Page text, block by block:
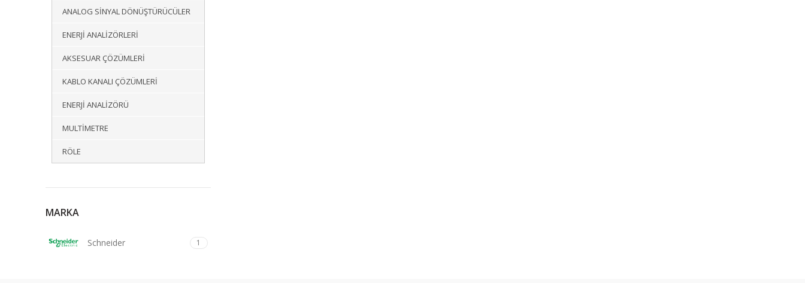
ANALOG SINYAL DÖNÜŞTÜRÜCÜLER
ENERJI ANALIZÖRLERI
AKSESUAR ÇÖZÜMLERI
KABLO KANALI ÇÖZÜMLERI
ENERJI ANALIZÖRÜ
MULTIMETRE
RÖLE
MARKA
Schneider 1